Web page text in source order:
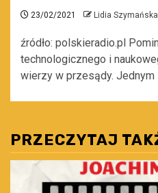
23/02/2021 Lidia Szymańska
źródło: polskieradio.pl
technologicznego i
wierzy w przesądy. Jednym
PRZECZYTAJ